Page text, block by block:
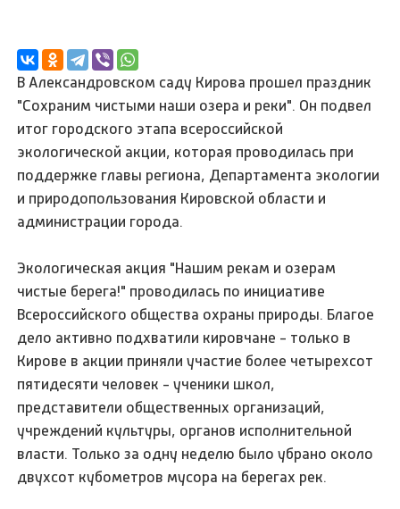
В Александровском саду Кирова прошел праздник
"Сохраним чистыми наши озера и реки". Он подвел
итог городского этапа всероссийской
экологической акции, которая проводилась при
поддержке главы региона, Департамента экологии
и природопользования Кировской области и
администрации города.
Экологическая акция "Нашим рекам и озерам
чистые берега!" проводилась по инициативе
Всероссийского общества охраны природы. Благое
дело активно подхватили кировчане - только в
Кирове в акции приняли участие более четырехсот
пятидесяти человек - ученики школ,
представители общественных организаций,
учреждений культуры, органов исполнительной
власти. Только за одну неделю было убрано около
двухсот кубометров мусора на берегах рек.